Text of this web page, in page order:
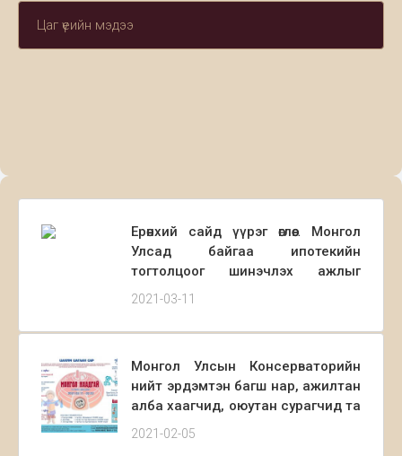
Цаг үеийн мэдээ
Ерөнхий сайд үүрэг өглөө… Монгол
Улсад байгаа ипотекийн
тогтолцоог шинэчлэх ажлыг
ахлан ажиллана‼️ “2 байртай
шударга бус тогтолцоо байж
30% урьдчилгаа өгөх шаардлагагүй
гэнэ.
2021-03-11
Монгол Улсын Консерваторийн
нийт эрдэмтэн багш нар, ажилтан
алба хаагчид, оюутан сурагчид та
бүхнийг ЦАХИМ ЦАГААН САР БА
2021-02-05